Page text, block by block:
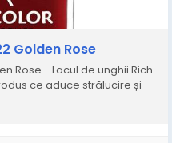
Golden Rose
Rose - Lacul de unghii Rich
ce aduce strălucire și